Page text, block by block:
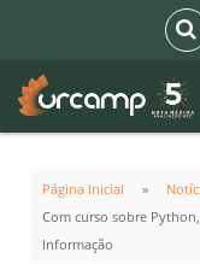
Página Inicial
Com curso sobre
Informação